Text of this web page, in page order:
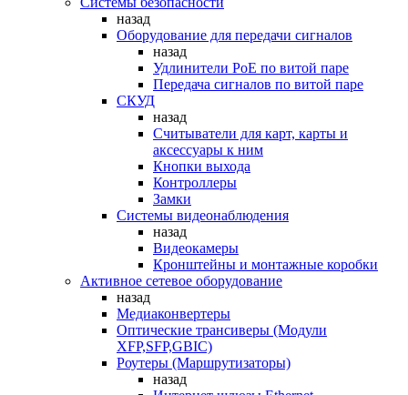
назад
Оборудование для передачи сигналов
назад
Удлинители PoE по витой паре
Передача сигналов по витой паре
СКУД
назад
Считыватели для карт, карты и
аксессуары к ним
Кнопки выхода
Контроллеры
Замки
Системы видеонаблюдения
назад
Видеокамеры
Кронштейны и монтажные коробки
Активное сетевое оборудование
назад
Медиаконвертеры
Оптические трансиверы (Модули
XFP,SFP,GBIC)
Роутеры (Маршрутизаторы)
назад